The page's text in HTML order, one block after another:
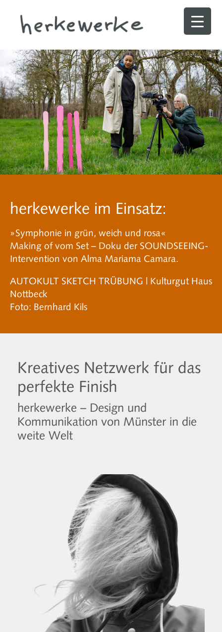
herkewerke im Einsatz:
»Symphonie in grün, weich und rosa«
Making of vom Set – Doku der SOUNDSEEING-
Intervention von Alma Mariama Camara.
AUTOKULT SKETCH TRÜBUNG | Kulturgut Haus
Nottbeck
Foto: Bernhard Kils
Kreatives Netzwerk für das
perfekte Finish
herkewerke – Design und
Kommunikation von Münster in die
weite Welt